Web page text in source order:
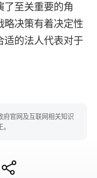
了至关重要的角
略决策有着决定性
适的法人代表对于
府官网及互联网相关知识